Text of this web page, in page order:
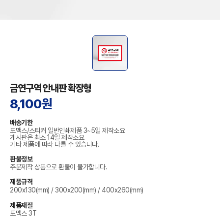
금연구역 안내판 확장형
8,100원
배송기한
포맥스/스티커 일반인쇄제품 3~5일 제작소요
게시판은 최소 14일 제작소요
기타 제품에 따라 다를 수 있습니다.
환불정보
주문제작 상품으로 환불이 불가합니다.
제품규격
200x130(mm) / 300x200(mm) / 400x260(mm)
제품재질
포맥스 3T